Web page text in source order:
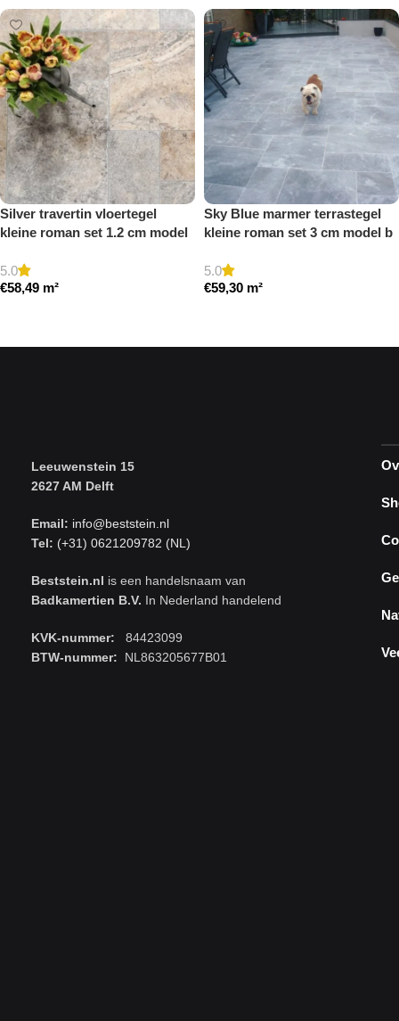
Silver travertin vloertegel
kleine roman set 1.2 cm model
5.0
€58,49 m²
Sky Blue marmer terrastegel
kleine roman set 3 cm model b
5.0
€59,30 m²
Leeuwenstein 15
2627 AM Delft
Email: info@beststein.nl
Tel: (+31) 0621209782 (NL)
Beststein.nl is een handelsnaam van
Badkamertien B.V. In Nederland handelend
KVK-nummer: 84423099
BTW-nummer: NL863205677B01